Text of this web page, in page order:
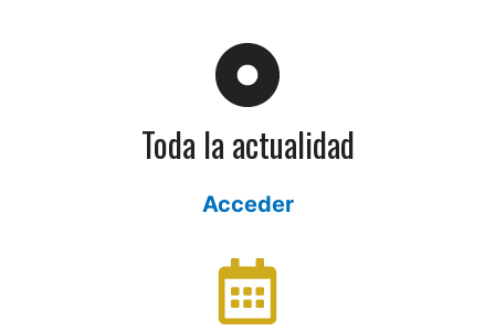
Toda la actualidad
Acceder